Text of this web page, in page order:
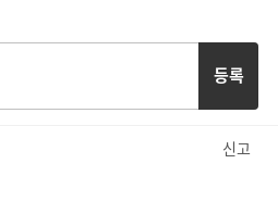
등록
신고